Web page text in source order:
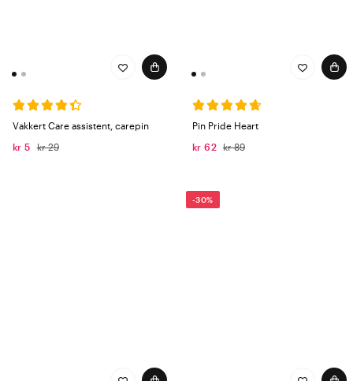
Vakkert Care assistent, carepin
kr 5
kr 29
Pin Pride Heart
kr 62 kr 89
-30%